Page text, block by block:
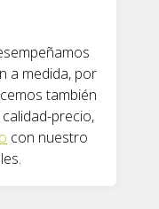
a medida, por
también
precio,
con nuestro